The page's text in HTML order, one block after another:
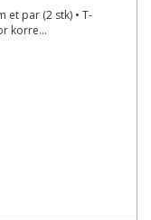
et par (2 stk) • T-
korre...